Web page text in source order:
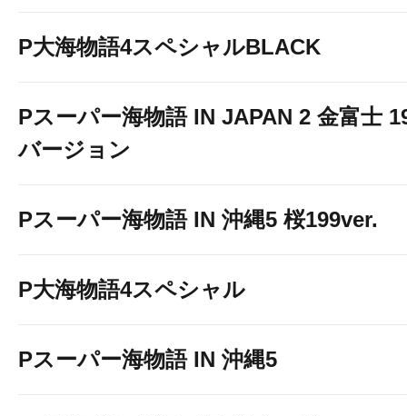
P大海物語4スペシャルBLACK
Pスーパー海物語 IN JAPAN 2 金富士
バージョン
Pスーパー海物語 IN 沖縄5 桜199ver.
P大海物語4スペシャル
Pスーパー海物語 IN 沖縄5